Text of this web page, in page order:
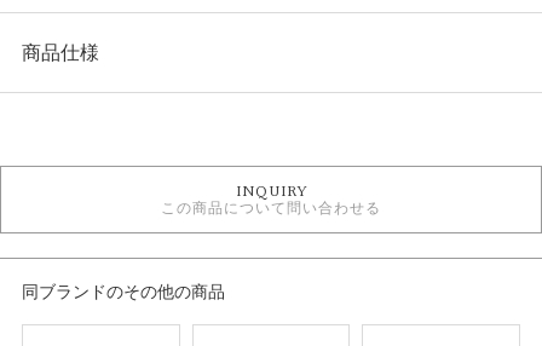
商品仕様
婚約指輪
婚約指輪 ピンクダイヤモンド
ミルク＆ストロベリー
ミルク＆ストロベリー ＞ 婚約指輪
INQUIRY
この商品について問い合わせる
同ブランドのその他の商品